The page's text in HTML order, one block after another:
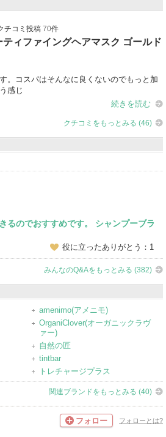
チコミ投稿 70件
ィファイングヘアマスク ゴールド
。コスパはそんなに良くないのでもっと加
感じ
続きを読む
クチコミをもっとみる (46)
るのでおすすめです。 シャンプーブラ
役に立ったありがとう：1
みんなのQ&Aをもっとみる (382)
amenimo(アメニモ)
OrganiClover(オーガニックラヴ
ァー)
自然の匠
tintbar
トレチャージプラス
関連ブランドをもっとみる (40)
フォロー フォローとは?